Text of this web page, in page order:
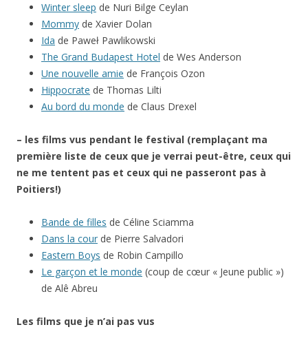
Winter sleep de Nuri Bilge Ceylan
Mommy de Xavier Dolan
Ida de Paweł Pawlikowski
The Grand Budapest Hotel de Wes Anderson
Une nouvelle amie de François Ozon
Hippocrate de Thomas Lilti
Au bord du monde de Claus Drexel
– les films vus pendant le festival (remplaçant ma
première liste de ceux que je verrai peut-être, ceux qui
ne me tentent pas et ceux qui ne passeront pas à
Poitiers!)
Bande de filles de Céline Sciamma
Dans la cour de Pierre Salvadori
Eastern Boys de Robin Campillo
Le garçon et le monde (coup de cœur « Jeune public »)
de Alê Abreu
Les films que je n’ai pas vus